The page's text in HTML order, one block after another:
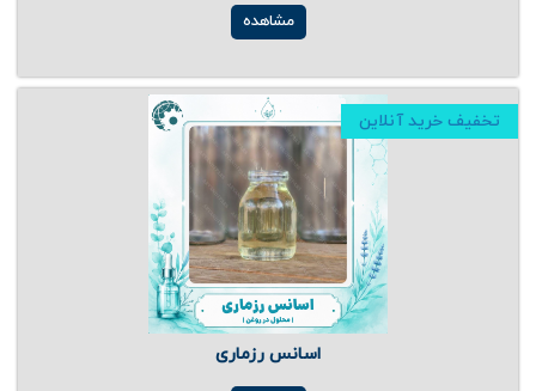
مشاهده
تخفیف خرید آنلاین
اسانس رزماری